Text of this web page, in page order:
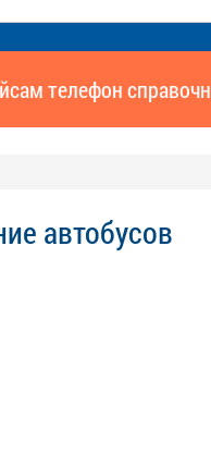
телефон
автобусов